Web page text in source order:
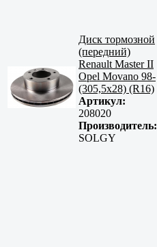
Диск тормозной
(передний)
Renault Master II
Opel Movano 98-
(305,5x28) (R16)
Артикул:
208020
Производитель:
SOLGY